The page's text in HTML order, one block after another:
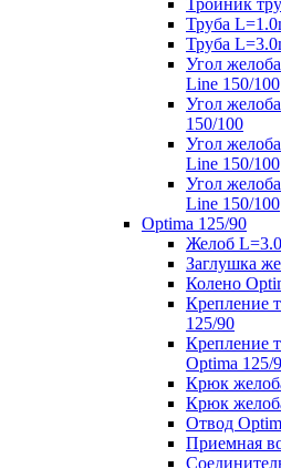
Тройник
Труба
Труба
Угол
Line 150/100
Угол
150/100
Угол
Line 150/100
Угол
Line 150/100
Optima 125/90
Желоб
Заглушка
Колено
Крепление
125/90
Крепление
Optima 125/
Крюк
Крюк
Отвод
Приемная